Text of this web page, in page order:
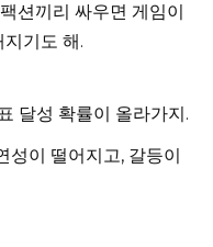
션끼리 싸우면 게임이
기도 해.
달성 확률이 올라가지.
성이 떨어지고, 갈등이